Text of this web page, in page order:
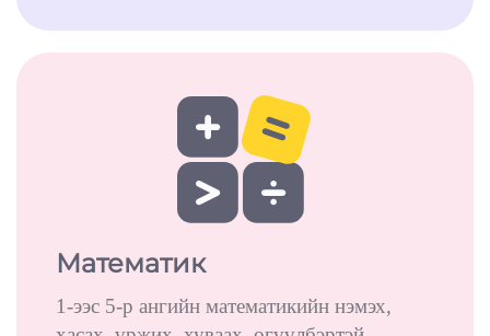
Математик
1-ээс 5-р ангийн математикийн нэмэх,